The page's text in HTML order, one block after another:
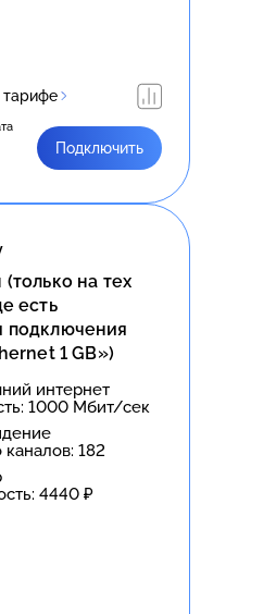
тарифе
Подключить
на тех
есть
подключения
1 GB»)
интернет
1000 Мбит/сек
182
4440 ₽